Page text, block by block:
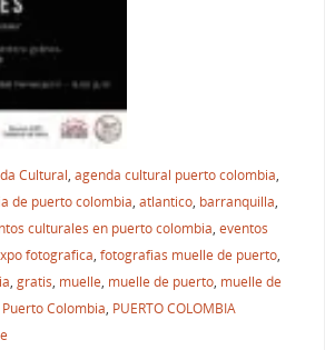
Cultural, agenda cultural puerto colombia,
de puerto colombia, atlantico, barranquilla,
culturales en puerto colombia, eventos
fotografica, fotografias muelle de puerto,
, gratis, muelle, muelle de puerto, muelle de
Colombia, PUERTO COLOMBIA